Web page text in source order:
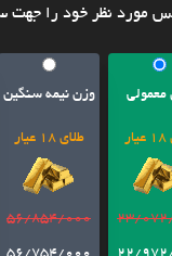
مورد نظر خود را جهت
معمولی
23/
وزن نیمه سنگین
طلای 18 عیار
56/854/000